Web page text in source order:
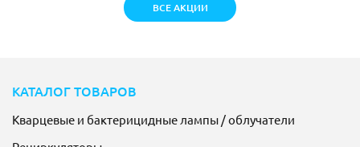
ВСЕ АКЦИИ
КАТАЛОГ ТОВАРОВ
Кварцевые и бактерицидные лампы / облучатели